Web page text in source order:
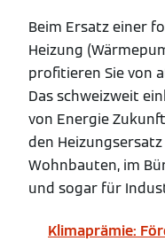
Beim Ersatz einer
Heizung
profitieren Sie von
Das schweizweit
von Energie
den
Wohnbauten, im
und sogar für
Klimaprämie: